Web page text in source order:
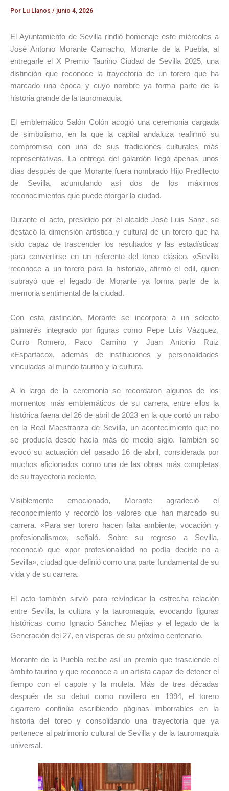
Por Lu Llanos / junio 4, 2026
El Ayuntamiento de Sevilla rindió homenaje este miércoles a
José Antonio Morante Camacho, Morante de la Puebla, al
entregarle el X Premio Taurino Ciudad de Sevilla 2025, una
distinción que reconoce la trayectoria de un torero que ha
marcado una época y cuyo nombre ya forma parte de la
historia grande de la tauromaquia.
El emblemático Salón Colón acogió una ceremonia cargada
de simbolismo, en la que la capital andaluza reafirmó su
compromiso con una de sus tradiciones culturales más
representativas. La entrega del galardón llegó apenas unos
días después de que Morante fuera nombrado Hijo Predilecto
de Sevilla, acumulando así dos de los máximos
reconocimientos que puede otorgar la ciudad.
Durante el acto, presidido por el alcalde José Luis Sanz, se
destacó la dimensión artística y cultural de un torero que ha
sido capaz de trascender los resultados y las estadísticas
para convertirse en un referente del toreo clásico. «Sevilla
reconoce a un torero para la historia», afirmó el edil, quien
subrayó que el legado de Morante ya forma parte de la
memoria sentimental de la ciudad.
Con esta distinción, Morante se incorpora a un selecto
palmarés integrado por figuras como Pepe Luis Vázquez,
Curro Romero, Paco Camino y Juan Antonio Ruiz
«Espartaco», además de instituciones y personalidades
vinculadas al mundo taurino y la cultura.
A lo largo de la ceremonia se recordaron algunos de los
momentos más emblemáticos de su carrera, entre ellos la
histórica faena del 26 de abril de 2023 en la que cortó un rabo
en la Real Maestranza de Sevilla, un acontecimiento que no
se producía desde hacía más de medio siglo. También se
evocó su actuación del pasado 16 de abril, considerada por
muchos aficionados como una de las obras más completas
de su trayectoria reciente.
Visiblemente emocionado, Morante agradeció el
reconocimiento y recordó los valores que han marcado su
carrera. «Para ser torero hacen falta ambiente, vocación y
profesionalismo», señaló. Sobre su regreso a Sevilla,
reconoció que «por profesionalidad no podía decirle no a
Sevilla», ciudad que definió como una parte fundamental de su
vida y de su carrera.
El acto también sirvió para reivindicar la estrecha relación
entre Sevilla, la cultura y la tauromaquia, evocando figuras
históricas como Ignacio Sánchez Mejías y el legado de la
Generación del 27, en vísperas de su próximo centenario.
Morante de la Puebla recibe así un premio que trasciende el
ámbito taurino y que reconoce a un artista capaz de detener el
tiempo con el capote y la muleta. Más de tres décadas
después de su debut como novillero en 1994, el torero
cigarrero continúa escribiendo páginas imborrables en la
historia del toreo y consolidando una trayectoria que ya
pertenece al patrimonio cultural de Sevilla y de la tauromaquia
universal.